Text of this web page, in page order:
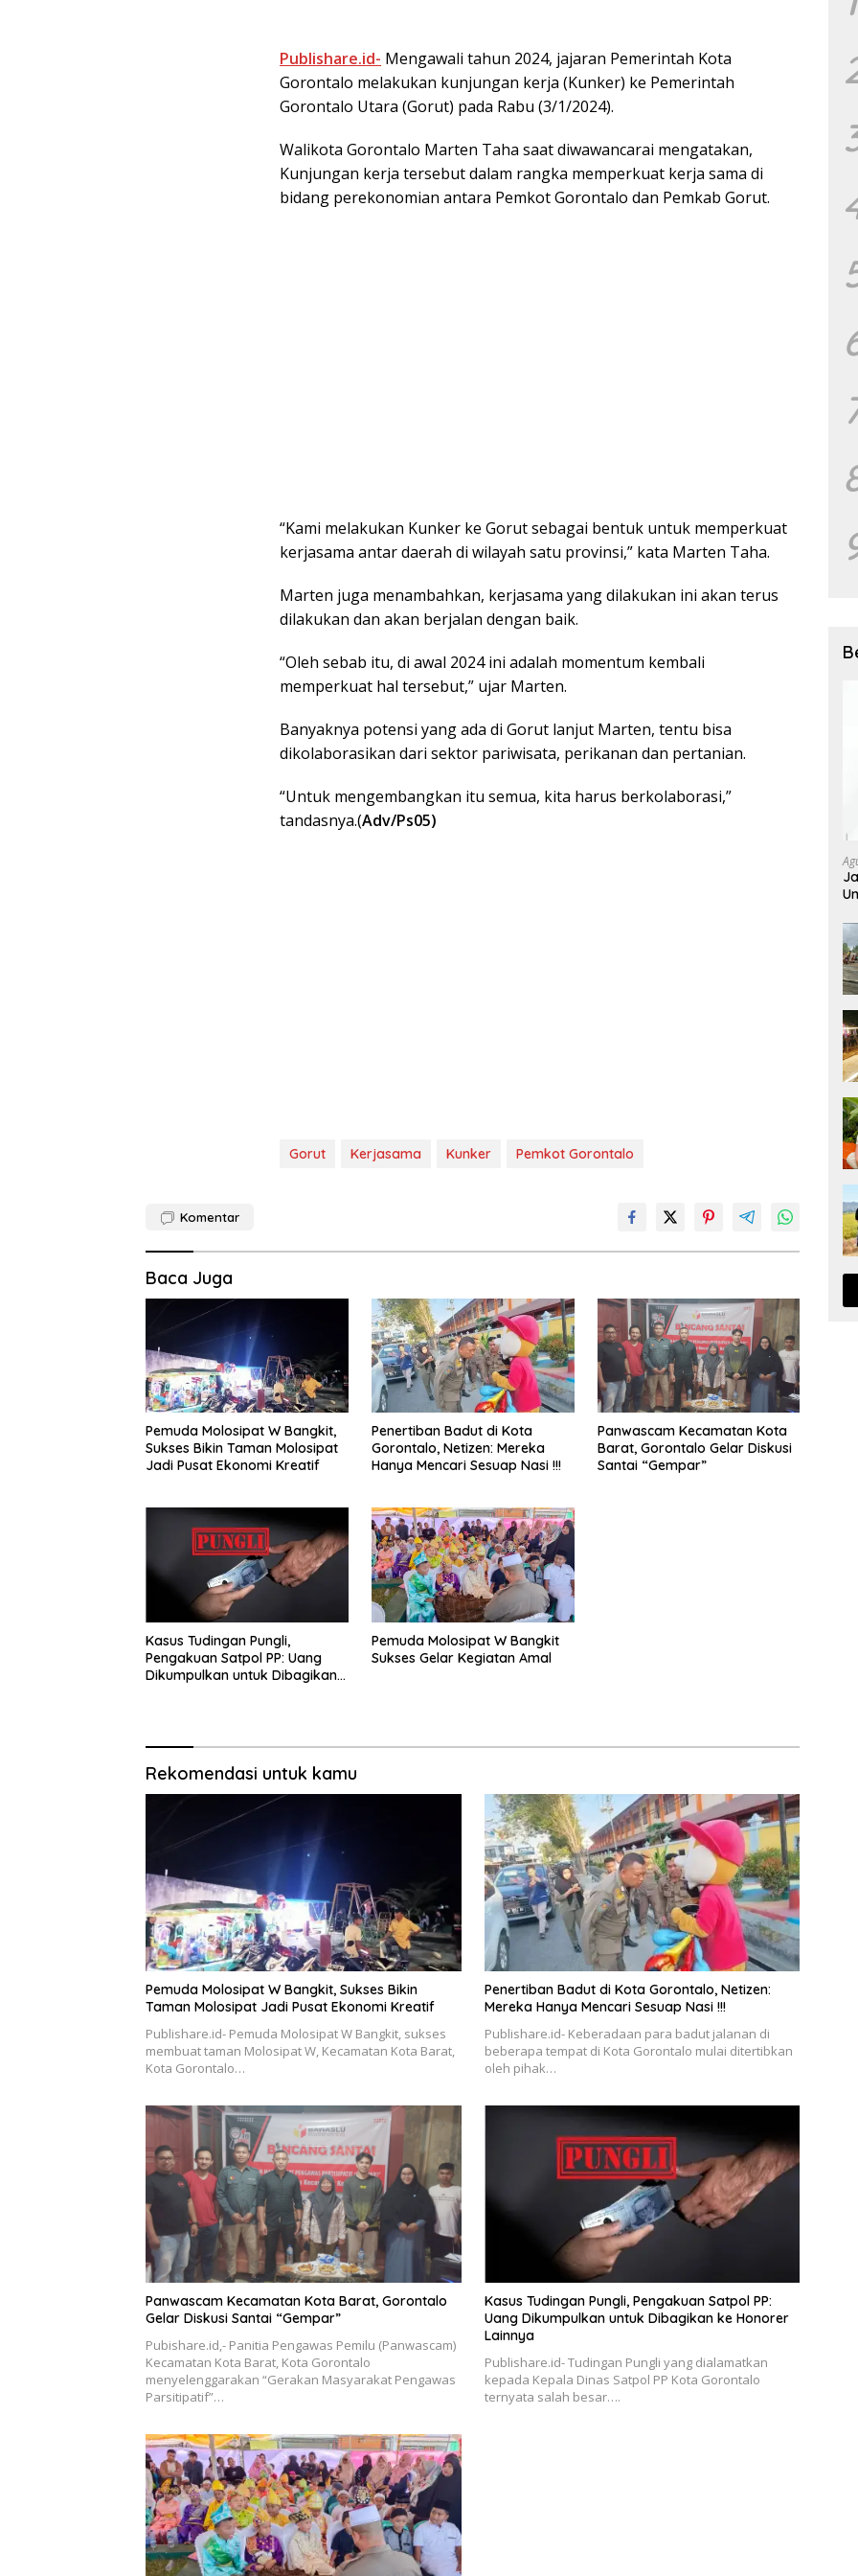
Publishare.id- Mengawali tahun 2024, jajaran Pemerintah Kota
Gorontalo melakukan kunjungan kerja (Kunker) ke Pemerintah
Gorontalo Utara (Gorut) pada Rabu (3/1/2024).
Walikota Gorontalo Marten Taha saat diwawancarai mengatakan,
Kunjungan kerja tersebut dalam rangka memperkuat kerja sama di
bidang perekonomian antara Pemkot Gorontalo dan Pemkab Gorut.
“Kami melakukan Kunker ke Gorut sebagai bentuk untuk memperkuat
kerjasama antar daerah di wilayah satu provinsi,” kata Marten Taha.
Marten juga menambahkan, kerjasama yang dilakukan ini akan terus
dilakukan dan akan berjalan dengan baik.
“Oleh sebab itu, di awal 2024 ini adalah momentum kembali
memperkuat hal tersebut,” ujar Marten.
Banyaknya potensi yang ada di Gorut lanjut Marten, tentu bisa
dikolaborasikan dari sektor pariwisata, perikanan dan pertanian.
“Untuk mengembangkan itu semua, kita harus berkolaborasi,”
tandasnya.(Adv/Ps05)
Gorut Kerjasama Kunker Pemkot Gorontalo
Komentar
Baca Juga
Pemuda Molosipat W Bangkit,
Sukses Bikin Taman Molosipat
Jadi Pusat Ekonomi Kreatif
Penertiban Badut di Kota
Gorontalo, Netizen: Mereka
Hanya Mencari Sesuap Nasi !!!
Panwascam Kecamatan Kota
Barat, Gorontalo Gelar Diskusi
Santai “Gempar”
Kasus Tudingan Pungli,
Pengakuan Satpol PP: Uang
Dikumpulkan untuk Dibagikan
Pemuda Molosipat W Bangkit
Sukses Gelar Kegiatan Amal
Rekomendasi untuk kamu
Pemuda Molosipat W Bangkit, Sukses Bikin
Taman Molosipat Jadi Pusat Ekonomi Kreatif
Publishare.id- Pemuda Molosipat W Bangkit, sukses
membuat taman Molosipat W, Kecamatan Kota Barat,
Kota Gorontalo…
Penertiban Badut di Kota Gorontalo, Netizen:
Mereka Hanya Mencari Sesuap Nasi !!!
Publishare.id- Keberadaan para badut jalanan di
beberapa tempat di Kota Gorontalo mulai ditertibkan
oleh pihak…
Panwascam Kecamatan Kota Barat, Gorontalo
Gelar Diskusi Santai “Gempar”
Pubishare.id,- Panitia Pengawas Pemilu (Panwascam)
Kecamatan Kota Barat, Kota Gorontalo
menyelenggarakan “Gerakan Masyarakat Pengawas
Parsitipatif”…
Kasus Tudingan Pungli, Pengakuan Satpol PP:
Uang Dikumpulkan untuk Dibagikan ke Honorer
Lainnya
Publishare.id- Tudingan Pungli yang dialamatkan
kepada Kepala Dinas Satpol PP Kota Gorontalo
ternyata salah besar….